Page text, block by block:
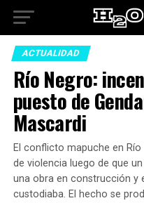
ACTUALIDAD
Río Negro:
puesto de
Mascardi
El conflicto mapuche en
de violencia luego de que
una obra en construcción y
custodiaba. El hecho se